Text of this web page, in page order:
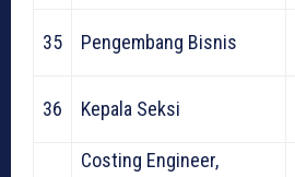
35 Pengembang Bisnis
36 Kepala Seksi
Costing Engineer,